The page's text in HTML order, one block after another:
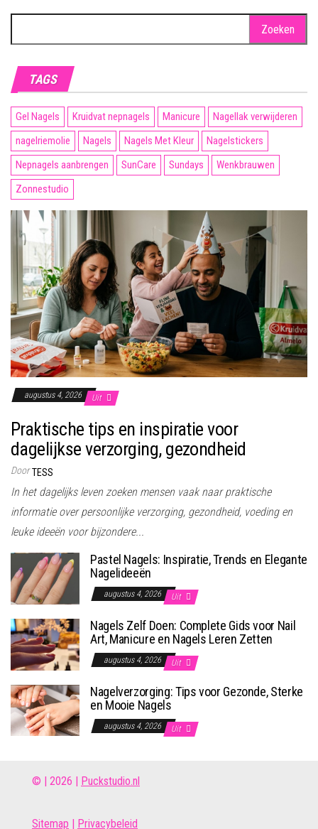
naar:
TAGS
Gel Nagels Kruidvat nepnagels Manicure
Nagellak verwijderen
nagelriemolie
Nagels Nagels Met Kleur
Nagelstickers
Nepnagels aanbrengen
SunCare Sundays
Wenkbrauwen
Zonnestudio
augustus 4, 2026 Uit
Praktische tips en inspiratie voor
dagelijkse verzorging, gezondheid
Door TESS
In het dagelijks leven zoeken mensen vaak naar praktische
informatie over persoonlijke verzorging, gezondheid, voeding en
leuke ideeën voor bijzondere...
Pastel Nagels: Inspiratie, Trends en Elegante
Nagelideeën
augustus 4, 2026 Uit
Nagels Zelf Doen: Complete Gids voor Nail
Art, Manicure en Nagels Leren Zetten
augustus 4, 2026 Uit
Nagelverzorging: Tips voor Gezonde, Sterke
en Mooie Nagels
augustus 4, 2026 Uit
© | 2026 | Puckstudio.nl
Sitemap Privacybeleid